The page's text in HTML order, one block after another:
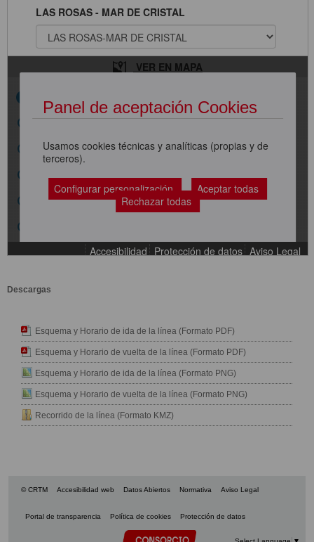
Descargas
Esquema y Horario de ida de la línea (Formato PDF)
Esquema y Horario de vuelta de la línea (Formato PDF)
Esquema y Horario de ida de la línea (Formato PNG)
Esquema y Horario de vuelta de la línea (Formato PNG)
Recorrido de la línea (Formato KMZ)
© CRTM Accesibilidad web Datos Abiertos Normativa Aviso Legal
Portal de transparencia Política de cookies Protección de datos